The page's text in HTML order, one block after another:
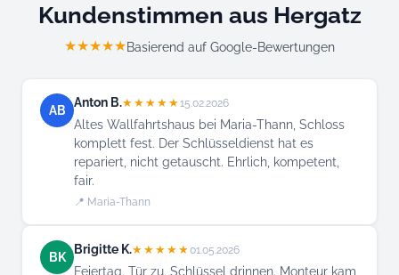
Kundenstimmen aus Hergatz
★★★★★Basierend auf Google-Bewertungen
AB
Anton B.★★★★★15.02.2026
Altes Wallfahrtshaus bei Maria-Thann, Schloss
komplett fest. Der Schlüsseldienst hat es
repariert, nicht getauscht. Ehrlich, kompetent,
fair.
📍 Maria-Thann
BK
Brigitte K.★★★★★01.05.2026
Feiertag, Tür zu, Schlüssel drinnen. Monteur kam